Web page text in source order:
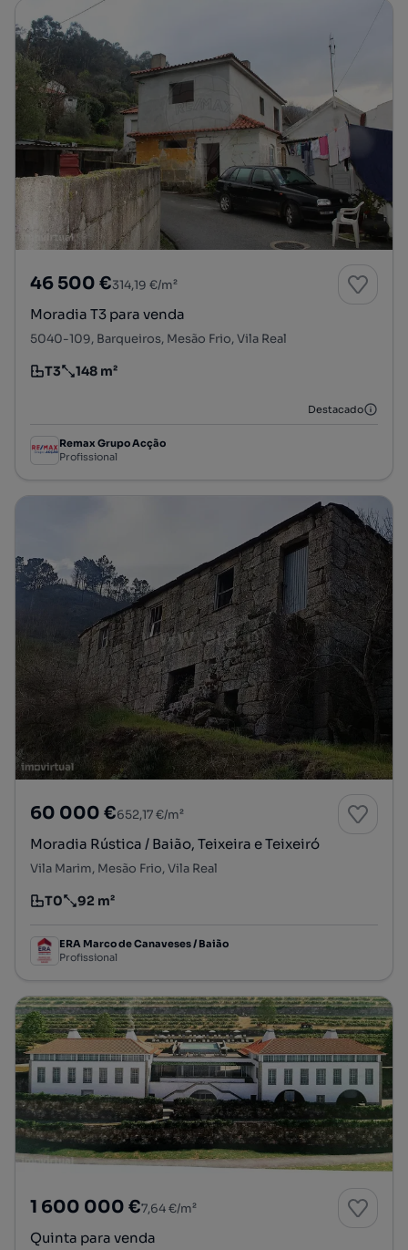
46 500 €314,19 €/m²
Moradia T3 para venda
5040-109, Barqueiros, Mesão Frio, Vila Real
Tipologia
T3
Preço por metro quadrado
148 m²
Destacado
Remax Grupo Acção
Profissional
60 000 €652,17 €/m²
Moradia Rústica / Baião, Teixeira e Teixeiró
Vila Marim, Mesão Frio, Vila Real
Tipologia
T0
Preço por metro quadrado
92 m²
ERA Marco de Canaveses / Baião
Profissional
1 600 000 €7,64 €/m²
Quinta para venda